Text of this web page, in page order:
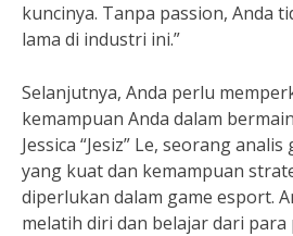
kuncinya. Tanpa passion, Anda
lama di industri ini.”
Selanjutnya, Anda perlu
kemampuan Anda dalam
Jessica “Jesiz” Le, seorang
yang kuat dan kemampuan
diperlukan dalam game esport.
melatih diri dan belajar dari para